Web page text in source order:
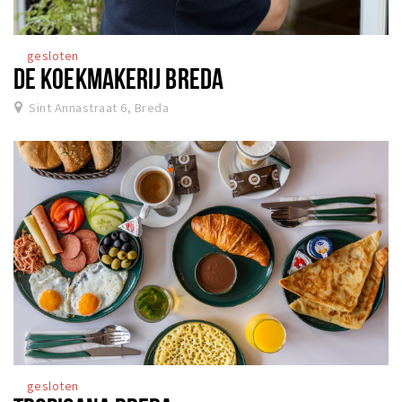
gesloten
DE KOEKMAKERIJ BREDA
Sint Annastraat 6, Breda
gesloten